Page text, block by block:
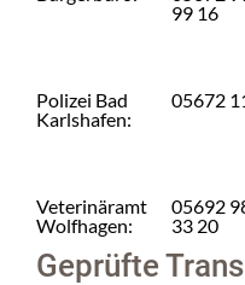
99 16
Polizei Bad
Karlshafen:
05672
Veterinäramt
Wolfhagen:
05692
33 20
Geprüfte